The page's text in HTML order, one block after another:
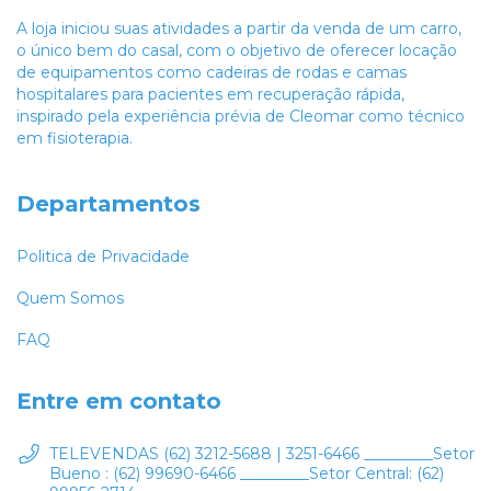
A loja iniciou suas atividades a partir da venda de um carro,
o único bem do casal, com o objetivo de oferecer locação
de equipamentos como cadeiras de rodas e camas
hospitalares para pacientes em recuperação rápida,
inspirado pela experiência prévia de Cleomar como técnico
em fisioterapia.
Departamentos
Politica de Privacidade
Quem Somos
FAQ
Entre em contato
TELEVENDAS (62) 3212-5688 | 3251-6466 _________Setor
Bueno : (62) 99690-6466 _________Setor Central: (62)